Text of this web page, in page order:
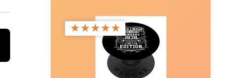
★★★★★